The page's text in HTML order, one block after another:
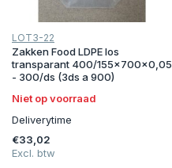
LOT3-22
Zakken Food LDPE los
transparant 400/155x700x0,05
- 300/ds (3ds a 900)
Niet op voorraad
Deliverytime
€33,02
Excl. btw